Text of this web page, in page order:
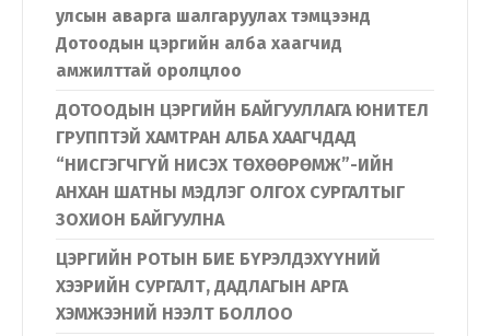
улсын аварга шалгаруулах тэмцээнд
Дотоодын цэргийн алба хаагчид
амжилттай оролцлоо
ДОТООДЫН ЦЭРГИЙН БАЙГУУЛЛАГА ЮНИТЕЛ
ГРУППТЭЙ ХАМТРАН АЛБА ХААГЧДАД
“НИСГЭГЧГҮЙ НИСЭХ ТӨХӨӨРӨМЖ”-ИЙН
АНХАН ШАТНЫ МЭДЛЭГ ОЛГОХ СУРГАЛТЫГ
ЗОХИОН БАЙГУУЛНА
ЦЭРГИЙН РОТЫН БИЕ БҮРЭЛДЭХҮҮНИЙ
ХЭЭРИЙН СУРГАЛТ, ДАДЛАГЫН АРГА
ХЭМЖЭЭНИЙ НЭЭЛТ БОЛЛОО